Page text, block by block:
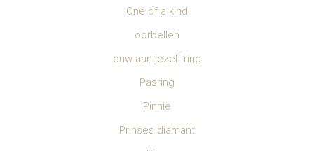
One of a kind
oorbellen
ouw aan jezelf ring
Pasring
Pinnie
Prinses diamant